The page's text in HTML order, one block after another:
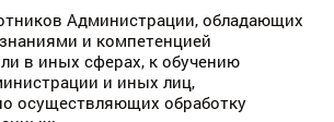
Администрации, обладающих
и компетенцией
в иных сферах, к обучению
и иных лиц,
осуществляющих обработку